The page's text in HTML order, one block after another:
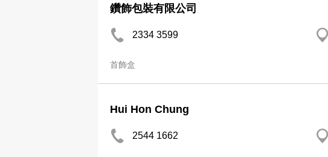
鑽飾包裝有限公司
2334 3599
首飾盒
Hui Hon Chung
2544 1662